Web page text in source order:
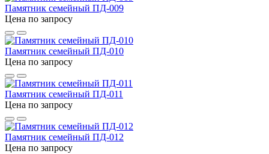
Памятник семейный ПД-009
Цена по запросу
Памятник семейный ПД-010
Цена по запросу
Памятник семейный ПД-011
Цена по запросу
Памятник семейный ПД-012
Цена по запросу